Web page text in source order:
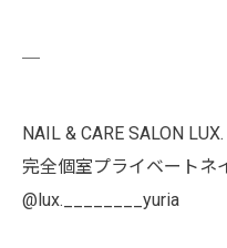
NAIL & CARE SALON LUX.
完全個室プライベートネ
@lux.________yuria